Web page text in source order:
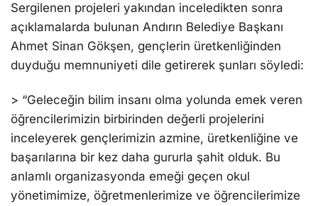
Sergilenen projeleri yakından inceledikten sonra
açıklamalarda bulunan Andırın Belediye Başkanı
Ahmet Sinan Gökşen, gençlerin üretkenliğinden
duyduğu memnuniyeti dile getirerek şunları söyledi:
> “Geleceğin bilim insanı olma yolunda emek veren
öğrencilerimizin birbirinden değerli projelerini
inceleyerek gençlerimizin azmine, üretkenliğine ve
başarılarına bir kez daha gururla şahit olduk. Bu
anlamlı organizasyonda emeği geçen okul
yönetimimize, öğretmenlerimize ve öğrencilerimize